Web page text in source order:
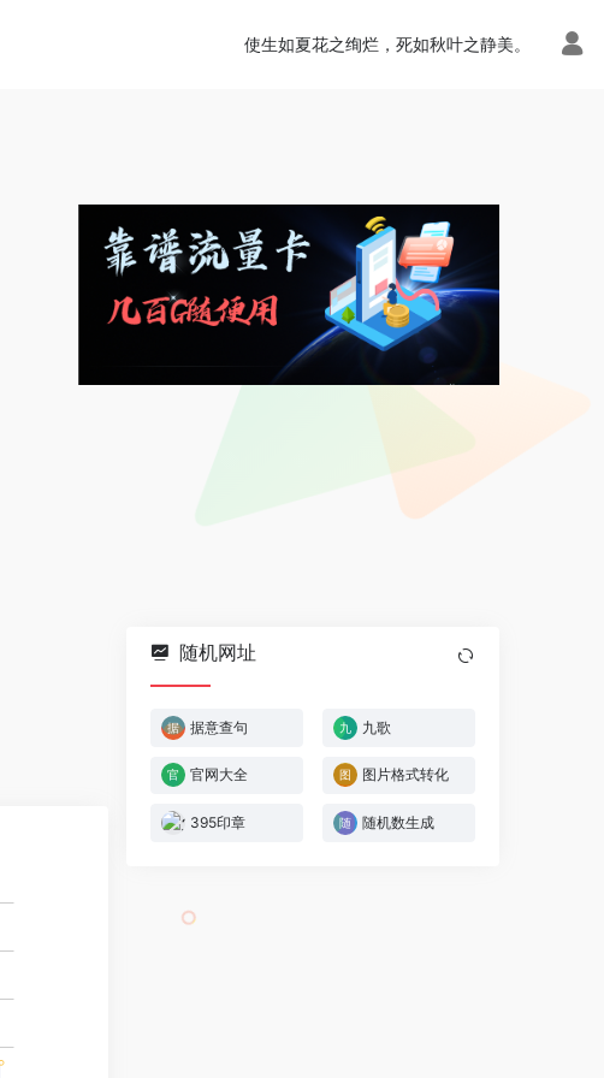
使生如夏花之绚烂，死如秋叶之静美。
随机网址
据意查句 九歌
官网大全 图片格式转化
395印章 随机数生成